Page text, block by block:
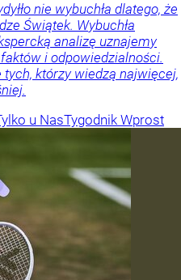
nie wybuchła dlatego, że
Świątek. Wybuchła
analizę uznajemy
i odpowiedzialności.
którzy wiedzą najwięcej,
u NasTygodnik Wprost